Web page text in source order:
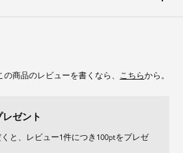
商品のレビューを書くなら、 こちらから。
ゼント
と、レビュー1件につき100ptをプレゼ